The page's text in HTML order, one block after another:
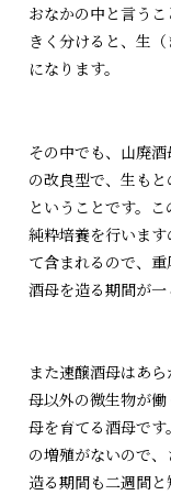
おなかの中と言う
きく分けると、生
になります。
その中でも、山廃
の改良型で、生も
ということです。
純粋培養を行いま
て含まれるので、
酒母を造る期間が一
また速醸酒母はあ
母以外の微生物が
母を育てる酒母で
の増殖がないので
造る期間も二週間と